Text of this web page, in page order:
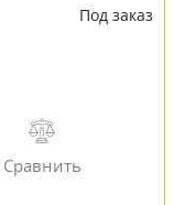
Под заказ